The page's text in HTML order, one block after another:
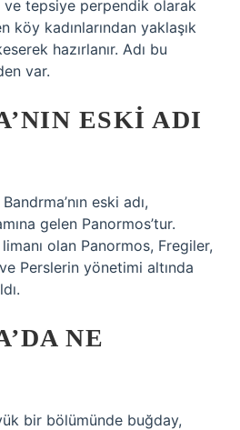
ve tepsiye perpendik olarak
köy kadınlarından yaklaşık
hazırlanır. Adı bu
var.
ESKI ADI
eski adı,
gelen Panormos’tur.
olan Panormos, Fregiler,
Perslerin yönetimi altında
NE
bir bölümünde buğday,